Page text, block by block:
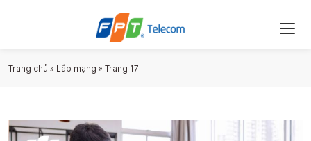
Trang chủ » Lắp mạng » Trang 17